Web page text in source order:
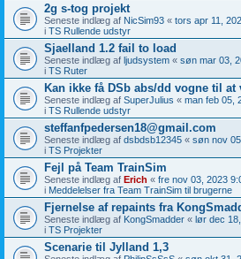
2g s-tog projekt
Seneste indlæg af NicSim93 « tors apr 11,
i TS Rullende udstyr
Sjaelland 1.2 fail to load
Seneste indlæg af ljudsystem « søn mar 03,
i TS Ruter
Kan ikke få DSb abs/dd vogne til at
Seneste indlæg af SuperJulius « man feb 05,
i TS Rullende udstyr
steffanfpedersen18@gmail.com
Seneste indlæg af dsbdsb12345 « søn nov
i TS Projekter
Fejl på Team TrainSim
Seneste indlæg af Erich « fre nov 03, 2023
i Meddelelser fra Team TrainSim til brugerne
Fjernelse af repaints fra
Seneste indlæg af KongSmadder « lør dec
i TS Projekter
Scenarie til Jylland 1,3